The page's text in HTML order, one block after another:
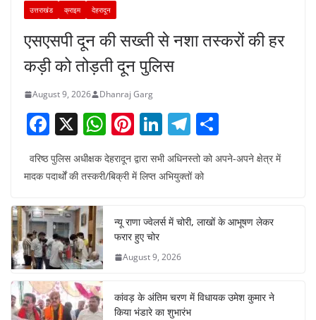
उत्तराखंड क्राइम देहरादून
एसएसपी दून की सख्ती से नशा तस्करों की हर
कड़ी को तोड़ती दून पुलिस
August 9, 2026 Dhanraj Garg
F
a
c
b
o
o
k
X W
h
at
A
p
p
Pi
er
st
Li
n
k
dI
T
el
e
a
m
h
ar
वरिष्ठ पुलिस अधीक्षक देहरादून द्वारा सभी अधिनस्तो को अपने-अपने क्षेत्र में
मादक पदार्थों की तस्करी/बिक्री में लिप्त अभियुक्तों को
न्यू राणा ज्वेलर्स में चोरी, लाखों के आभूषण लेकर
फरार हुए चोर
August 9, 2026
कांवड़ के अंतिम चरण में विधायक उमेश कुमार ने
किया भंडारे का शुभारंभ